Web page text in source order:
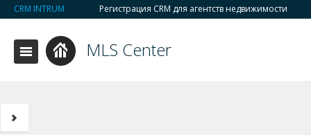
CRM INTRUM Регистрация CRM для агентств недвижимости
MLS Center